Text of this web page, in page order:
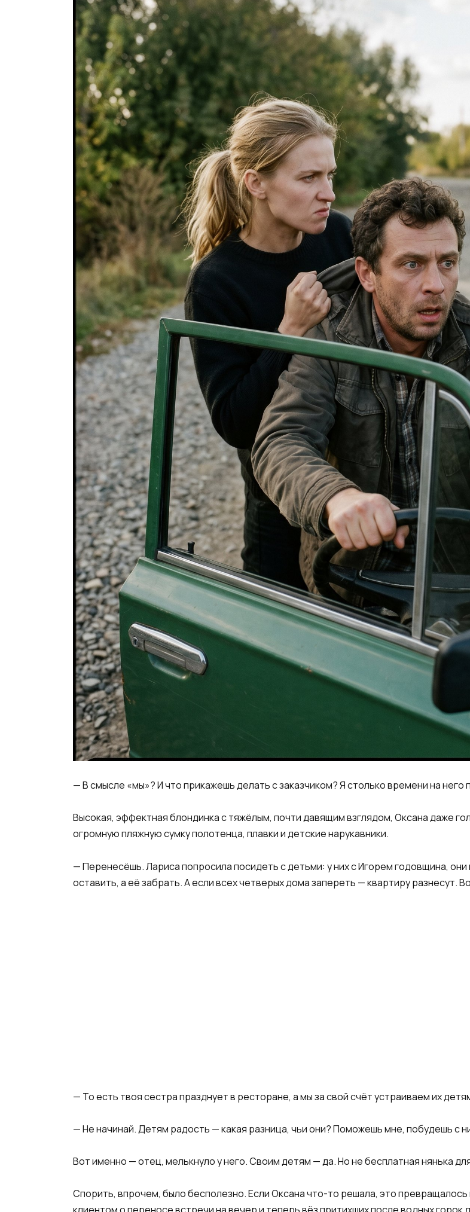
— В смысле «мы»? И что прикажешь делать с заказчиком? Я столько времени на него
Высокая, эффектная блондинка с тяжёлым, почти давящим взглядом, Оксана даже
огромную пляжную сумку полотенца, плавки и детские нарукавники.
— Перенесёшь. Лариса попросила посидеть с детьми: у них с Игорем годовщина,
оставить, а её забрать. А если всех четверых дома запереть — квартиру разнесут.
— То есть твоя сестра празднует в ресторане, а мы за свой счёт устраиваем их
— Не начинай. Детям радость — какая разница, чьи они? Поможешь мне, побудешь с
Вот именно — отец, мелькнуло у него. Своим детям — да. Но не бесплатная нянька
Спорить, впрочем, было бесполезно. Если Оксана что-то решала, это